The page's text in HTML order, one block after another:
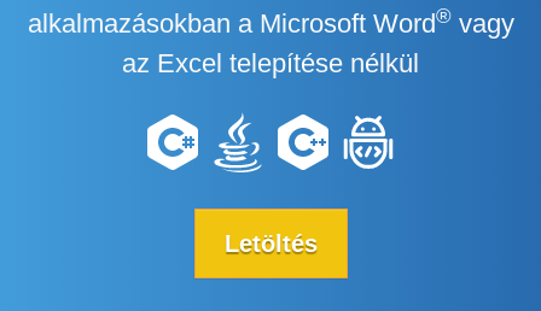
alkalmazásokban a Microsoft Word®vagy
az Excel telepítése nélkül
Letöltés